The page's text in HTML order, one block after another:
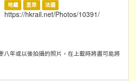
地鐵 里昂 法國
https://hkrail.net/Photos/10391/
八年或以後拍攝的照片，在上載時將盡可能將